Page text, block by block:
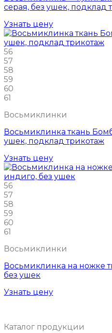
серая, без ушек, подклад
Узнать цену
56
57
58
59
60
61
Восьмиклинки
Восьмиклинка ткань
ушек, подклад трикотаж
Узнать цену
56
57
58
59
60
61
Восьмиклинки
Восьмиклинка на ножке
без ушек
Узнать цену
Каталог продукции